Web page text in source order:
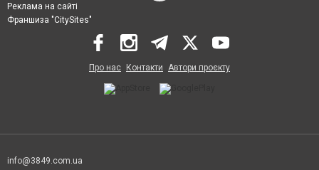
Реклама на сайті
Франшиза "CitySites"
Про нас Контакти Автори проєкту
info@3849.com.ua